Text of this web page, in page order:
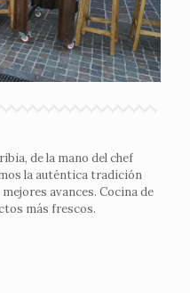
de la mano del chef
la auténtica tradición
avances. Cocina de
más frescos.